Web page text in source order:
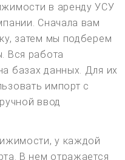
в аренду УСУ
Сначала вам
затем мы подберем
Вся работа
базах данных. Для их
импорт с
ввод
у каждой
В нем отражается